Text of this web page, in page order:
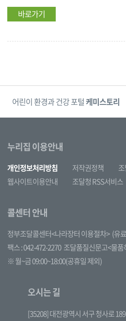
바로가기
어린이 환경과 건강 포털케미스토리
누리집 이용안내
개인정보처리방침 저작권정책
웹사이트이용안내
조달청 RSS서비스
콜센터 안내
정부조달콜센터<나라장터 이용절차> (유
팩스 : 042-472-2270 조달품질신문고<물품
※ 월~금 09:00~18:00(공휴일 제외)
오시는 길
[35208] 대전광역시 서구 청사로